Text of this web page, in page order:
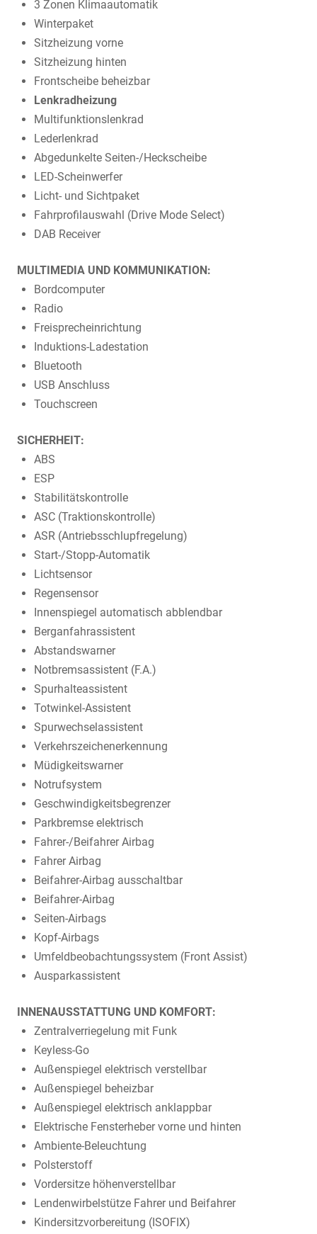
3 Zonen Klimaautomatik
Winterpaket
Sitzheizung vorne
Sitzheizung hinten
Frontscheibe beheizbar
Lenkradheizung
Multifunktionslenkrad
Lederlenkrad
Abgedunkelte Seiten-/Heckscheibe
LED-Scheinwerfer
Licht- und Sichtpaket
Fahrprofilauswahl (Drive Mode Select)
DAB Receiver
MULTIMEDIA UND KOMMUNIKATION:
Bordcomputer
Radio
Freisprecheinrichtung
Induktions-Ladestation
Bluetooth
USB Anschluss
Touchscreen
SICHERHEIT:
ABS
ESP
Stabilitätskontrolle
ASC (Traktionskontrolle)
ASR (Antriebsschlupfregelung)
Start-/Stopp-Automatik
Lichtsensor
Regensensor
Innenspiegel automatisch abblendbar
Berganfahrassistent
Abstandswarner
Notbremsassistent (F.A.)
Spurhalteassistent
Totwinkel-Assistent
Spurwechselassistent
Verkehrszeichenerkennung
Müdigkeitswarner
Notrufsystem
Geschwindigkeitsbegrenzer
Parkbremse elektrisch
Fahrer-/Beifahrer Airbag
Fahrer Airbag
Beifahrer-Airbag ausschaltbar
Beifahrer-Airbag
Seiten-Airbags
Kopf-Airbags
Umfeldbeobachtungssystem (Front Assist)
Ausparkassistent
INNENAUSSTATTUNG UND KOMFORT:
Zentralverriegelung mit Funk
Keyless-Go
Außenspiegel elektrisch verstellbar
Außenspiegel beheizbar
Außenspiegel elektrisch anklappbar
Elektrische Fensterheber vorne und hinten
Ambiente-Beleuchtung
Polsterstoff
Vordersitze höhenverstellbar
Lendenwirbelstütze Fahrer und Beifahrer
Kindersitzvorbereitung (ISOFIX)